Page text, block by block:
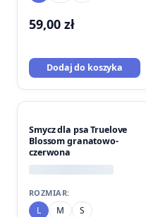
59,00 zł
Dodaj do koszyka
Smycz dla psa Truelove
Blossom granatowo-
czerwona
ROZMIAR:
L M S